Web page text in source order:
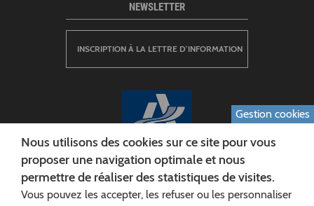
CONSEIL DÉPARTEMENTAL DE L'AISNE
NEWSLETTER
INSCRIPTION À LA LETTRE D’INFORMATION
Gestion cookies
Nous utilisons des cookies sur ce site pour vous
proposer une navigation optimale et nous
permettre de réaliser des statistiques de visites.
Vous pouvez les accepter, les refuser ou les personnaliser